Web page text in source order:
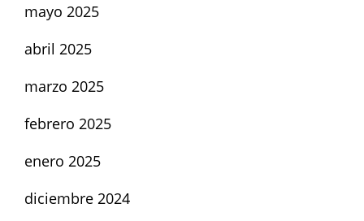
mayo 2025
abril 2025
marzo 2025
febrero 2025
enero 2025
diciembre 2024